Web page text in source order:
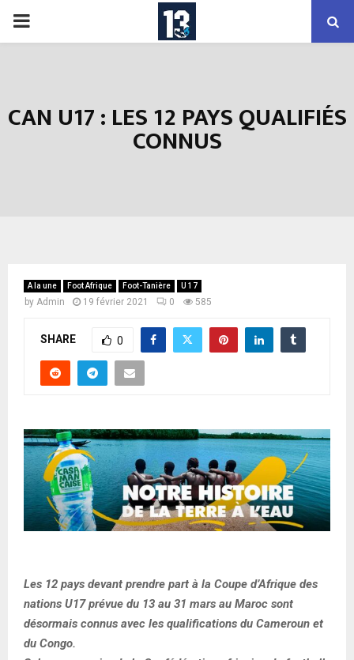
PRIMARY
CAN U17 : LES 12 PAYS QUALIFIÉS
CONNUS
A la une Foot Afrique Foot-Tanière U 17
by Admin 19 février 2021 0 585
SHARE 0
Les 12 pays devant prendre part à la Coupe d’Afrique des
nations U17 prévue du 13 au 31 mars au Maroc sont
désormais connus avec les qualifications du Cameroun et
du Congo.